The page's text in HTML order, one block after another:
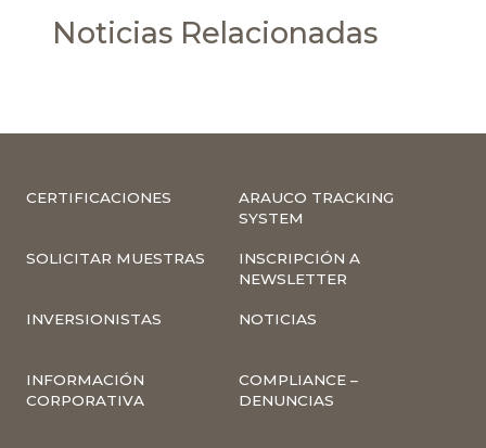
Noticias Relacionadas
CERTIFICACIONES
ARAUCO TRACKING
SYSTEM
SOLICITAR MUESTRAS
INSCRIPCIÓN A
NEWSLETTER
INVERSIONISTAS NOTICIAS
INFORMACIÓN
CORPORATIVA
COMPLIANCE –
DENUNCIAS